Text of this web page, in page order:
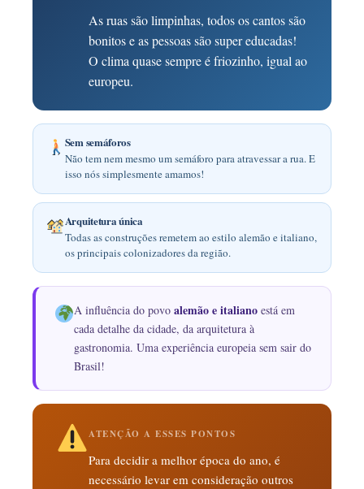
As ruas são limpinhas, todos os cantos são
bonitos e as pessoas são super educadas!
O clima quase sempre é friozinho, igual ao
europeu.
Sem semáforos
Não tem nem mesmo um semáforo para atravessar a rua. E
isso nós simplesmente amamos!
Arquitetura única
Todas as construções remetem ao estilo alemão e italiano,
os principais colonizadores da região.
A influência do povoalemão e italiano está em
cada detalhe da cidade, da arquitetura à
gastronomia. Uma experiência europeia sem sair do
Brasil!
ATENÇÃO A ESSES PONTOS
Para decidir a melhor época do ano, é
necessário levar em consideração outros